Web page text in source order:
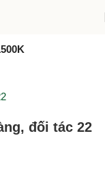
đối tác 22